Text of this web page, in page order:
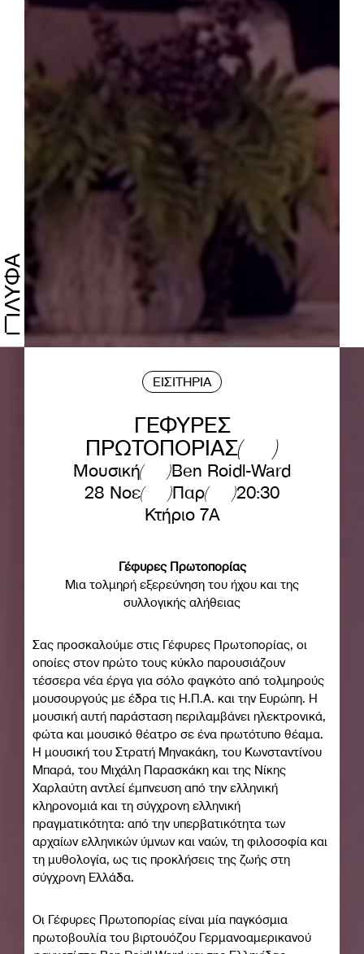
ΕΙΣΙΤΗΡΙΑ
ΓΕΦΥΡΕΣ
ΠΡΩΤΟΠΟΡΙΑΣ
Μουσική
Ben Roidl-Ward
28 Νοε
Παρ
20:30
Κτήριο 7Α
Γέφυρες Πρωτοπορίας
Μια τολμηρή εξερεύνηση του ήχου και της
συλλογικής αλήθειας
Σας προσκαλούμε στις Γέφυρες Πρωτοπορίας, οι
οποίες στον πρώτο τους κύκλο παρουσιάζουν
τέσσερα νέα έργα για σόλο φαγκότο από τολμηρούς
μουσουργούς με έδρα τις Η.Π.Α. και την Ευρώπη. Η
μουσική αυτή παράσταση περιλαμβάνει ηλεκτρονικά,
φώτα και μουσικό θέατρο σε ένα πρωτότυπο θέαμα.
Η μουσική του Στρατή Μηνακάκη, του Κωνσταντίνου
Μπαρά, του Μιχάλη Παρασκάκη και της Νίκης
Χαρλαύτη αντλεί έμπνευση από την ελληνική
κληρονομιά και τη σύγχρονη ελληνική
πραγματικότητα: από την υπερβατικότητα των
αρχαίων ελληνικών ύμνων και ναών, τη φιλοσοφία και
τη μυθολογία, ως τις προκλήσεις της ζωής στη
σύγχρονη Ελλάδα.
Οι Γέφυρες Πρωτοπορίας είναι μία παγκόσμια
πρωτοβουλία του βιρτουόζου Γερμανοαμερικανού